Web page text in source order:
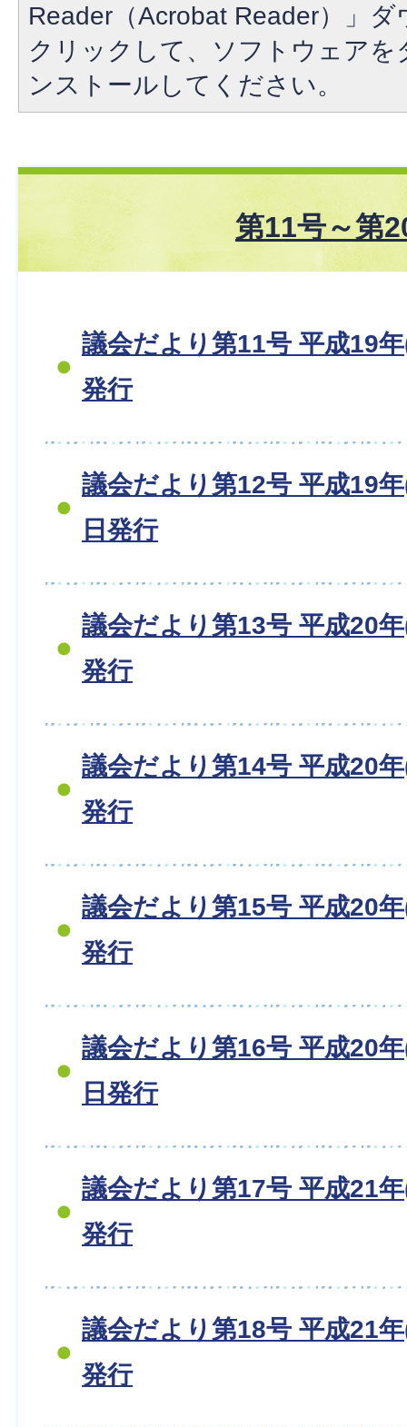
Reader（Acrobat Reader）」
クリックして、ソフトウェア
ンストールしてください。
第11号～第
議会だより第11号 平成19
発行
議会だより第12号 平成19
日発行
議会だより第13号 平成20
発行
議会だより第14号 平成20
発行
議会だより第15号 平成20
発行
議会だより第16号 平成20
日発行
議会だより第17号 平成21
発行
議会だより第18号 平成21
発行